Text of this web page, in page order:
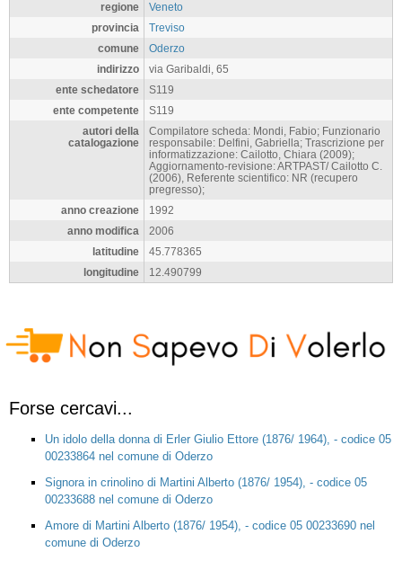
regione
Veneto
provincia
Treviso
comune
Oderzo
indirizzo
via Garibaldi, 65
ente schedatore
S119
ente competente
S119
autori della
catalogazione
Compilatore scheda: Mondi, Fabio; Funzionario
responsabile: Delfini, Gabriella; Trascrizione per
informatizzazione: Cailotto, Chiara (2009);
Aggiornamento-revisione: ARTPAST/ Cailotto C.
(2006), Referente scientifico: NR (recupero
pregresso);
anno creazione
1992
anno modifica
2006
latitudine
45.778365
longitudine
12.490799
Forse cercavi...
Un idolo della donna di Erler Giulio Ettore (1876/ 1964), - codice 05
00233864 nel comune di Oderzo
Signora in crinolino di Martini Alberto (1876/ 1954), - codice 05
00233688 nel comune di Oderzo
Amore di Martini Alberto (1876/ 1954), - codice 05 00233690 nel
comune di Oderzo